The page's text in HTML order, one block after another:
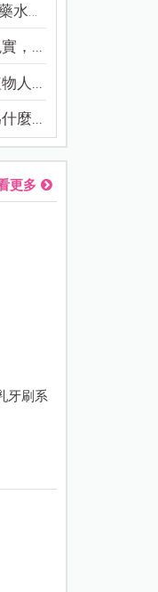
納...
，...
人...
麼...
更多
牙刷系